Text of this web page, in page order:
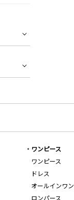
ワンピース
ワンピース
ドレス
オールインワン
ロンパース